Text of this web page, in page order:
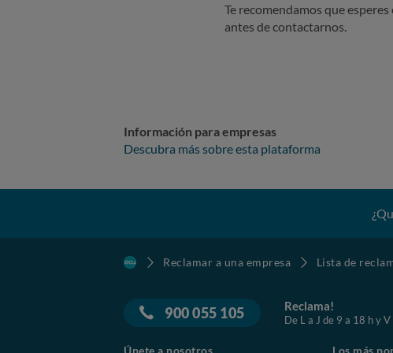
Práctica comercial desleal y contraria
Valore el carácter abusivo de exigir
Examine la procedencia de la inclusión
Interceda ante la empresa para:
Reconocer la improcedencia del
Te recomendamos que esperes
antes de contactarnos.
Información para empresas
Descubra más sobre esta plataforma
Reclamar a una empresa Lista de
900 055 105 Reclama!
De L a J de 9 a 18 h y